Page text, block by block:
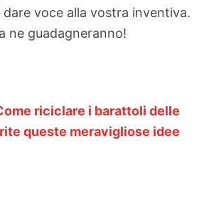
voce alla vostra inventiva.
ne guadagneranno!
riciclare i barattoli delle
queste meravigliose idee